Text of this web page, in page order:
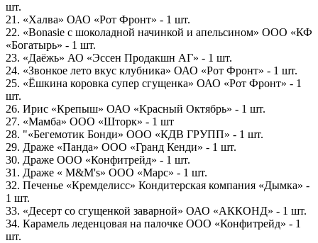
шт.
21. «Халва» ОАО «Рот Фронт» - 1 шт.
22. «Bonasie с шоколадной начинкой и апельсином» ООО «КФ
«Богатырь» - 1 шт.
23. «Даёжь» АО «Эссен Продакшн АГ» - 1 шт.
24. «Звонкое лето вкус клубника» ОАО «Рот Фронт» - 1 шт.
25. «Ёшкина коровка супер сгущенка» ОАО «Рот Фронт» - 1
шт.
26. Ирис «Крепыш» ОАО «Красный Октябрь» - 1 шт.
27. «Мамба» ООО «Шторк» - 1 шт
28. "«Бегемотик Бонди» ООО «КДВ ГРУПП» - 1 шт.
29. Драже «Панда» ООО «Гранд Кенди» - 1 шт.
30. Драже ООО «Конфитрейд» - 1 шт.
31. Драже « M&M's» ООО «Марс» - 1 шт.
32. Печенье «Кремделисс» Кондитерская компания «Дымка» -
1 шт.
33. «Десерт со сгущенкой заварной» ОАО «АККОНД» - 1 шт.
34. Карамель леденцовая на палочке ООО «Конфитрейд» - 1
шт.